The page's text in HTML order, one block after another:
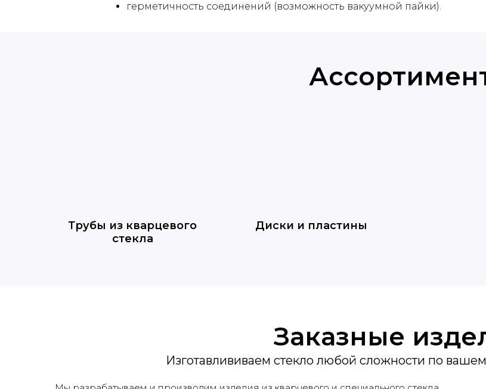
герметичность соединений (возможность вакуумной пайки).
Трубы из кварцевого
стекла
Диски и пластины
Изготавлививаем стекло любой сложности по
Заказные